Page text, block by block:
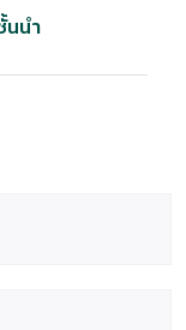
นนำ